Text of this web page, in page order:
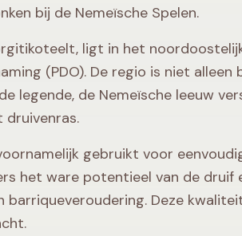
bij de Nemeïsche Spelen.
ligt in het
(PDO). De regio is niet
legende, de Nemeïsche leeuw
druivenras.
gebruikt voor
het ware potentieel van de
barriqueveroudering. Deze